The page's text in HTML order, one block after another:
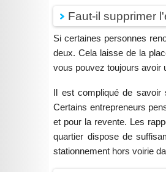
Faut-il supprimer
Si certaines personnes
deux. Cela laisse de la
vous pouvez toujours avoir
Il est compliqué de savoir
Certains entrepreneurs
et pour la revente. Les
quartier dispose de
stationnement hors voirie